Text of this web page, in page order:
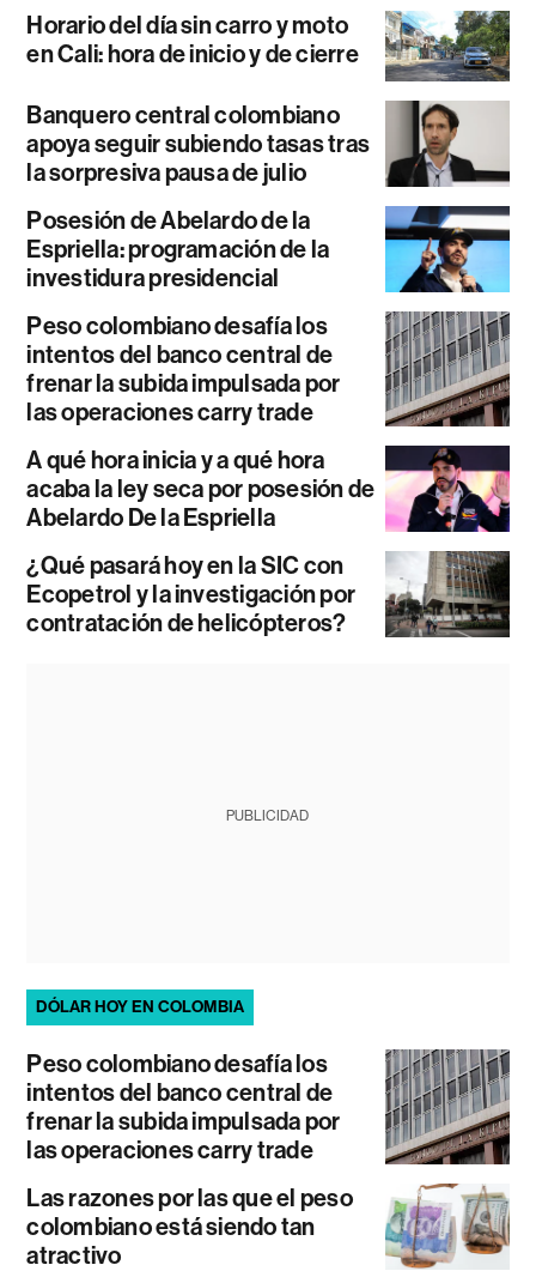
Horario del día sin carro y moto
en Cali: hora de inicio y de cierre
Banquero central colombiano
apoya seguir subiendo tasas tras
la sorpresiva pausa de julio
Posesión de Abelardo de la
Espriella: programación de la
investidura presidencial
Peso colombiano desafía los
intentos del banco central de
frenar la subida impulsada por
las operaciones carry trade
A qué hora inicia y a qué hora
acaba la ley seca por posesión de
Abelardo De la Espriella
¿Qué pasará hoy en la SIC con
Ecopetrol y la investigación por
contratación de helicópteros?
PUBLICIDAD
DÓLAR HOY EN COLOMBIA
Peso colombiano desafía los
intentos del banco central de
frenar la subida impulsada por
las operaciones carry trade
Las razones por las que el peso
colombiano está siendo tan
atractivo